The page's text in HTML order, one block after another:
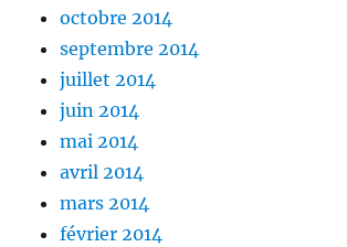
octobre 2014
septembre 2014
juillet 2014
juin 2014
mai 2014
avril 2014
mars 2014
février 2014